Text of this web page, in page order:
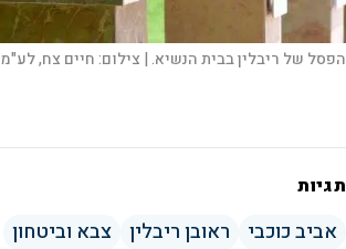
הפסל של ריבלין בבית הנשיא. | צילום:חיים צח, לע"מ
תגיות
אביב כוכבי ראובן ריבלין צבא וביטחון